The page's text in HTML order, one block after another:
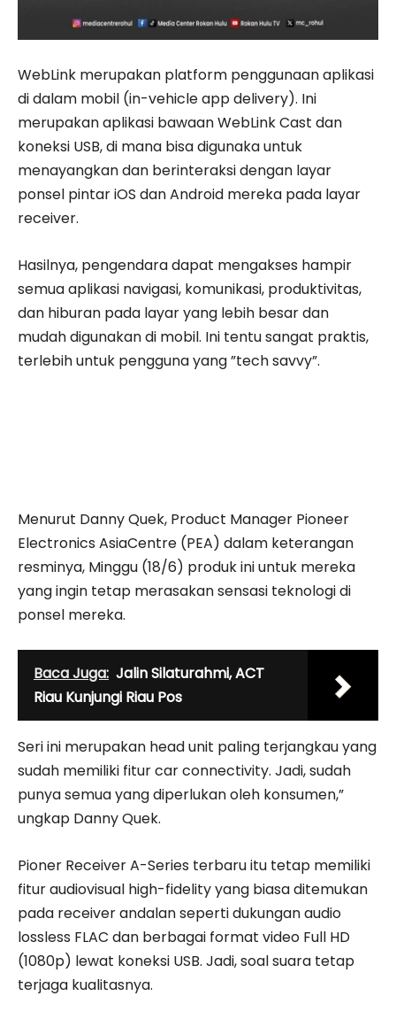
WebLink merupakan platform penggunaan aplikasi
di dalam mobil (in-vehicle app delivery). Ini
merupakan aplikasi bawaan WebLink Cast dan
koneksi USB, di mana bisa digunaka untuk
menayangkan dan berinteraksi dengan layar
ponsel pintar iOS dan Android mereka pada layar
receiver.
Hasilnya, pengendara dapat mengakses hampir
semua aplikasi navigasi, komunikasi, produktivitas,
dan hiburan pada layar yang lebih besar dan
mudah digunakan di mobil. Ini tentu sangat praktis,
terlebih untuk pengguna yang ”tech savvy”.
Menurut Danny Quek, Product Manager Pioneer
Electronics AsiaCentre (PEA) dalam keterangan
resminya, Minggu (18/6) produk ini untuk mereka
yang ingin tetap merasakan sensasi teknologi di
ponsel mereka.
Baca Juga: Jalin Silaturahmi, ACT
Riau Kunjungi Riau Pos
Seri ini merupakan head unit paling terjangkau yang
sudah memiliki fitur car connectivity. Jadi, sudah
punya semua yang diperlukan oleh konsumen,”
ungkap Danny Quek.
Pioner Receiver A-Series terbaru itu tetap memiliki
fitur audiovisual high-fidelity yang biasa ditemukan
pada receiver andalan seperti dukungan audio
lossless FLAC dan berbagai format video Full HD
(1080p) lewat koneksi USB. Jadi, soal suara tetap
terjaga kualitasnya.